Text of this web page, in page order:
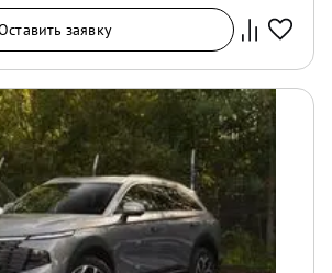
заявку